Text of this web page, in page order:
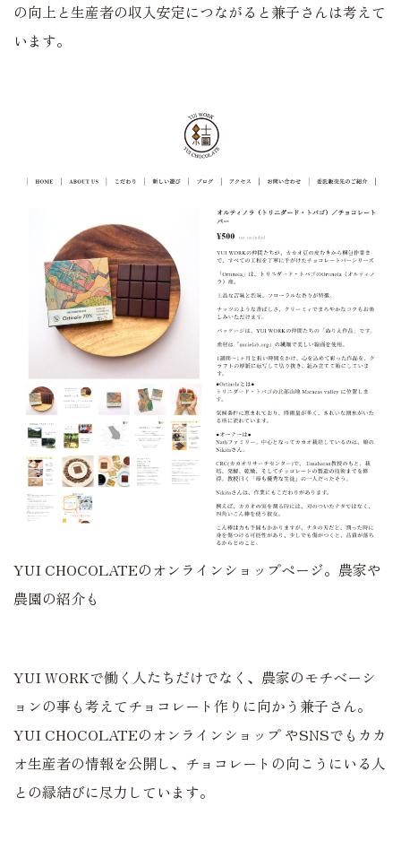
の向上と生産者の収入安定につながると兼子さんは考えて
います。
YUI CHOCOLATEのオンラインショップページ。農家や
農園の紹介も
YUI WORKで働く人たちだけでなく、農家のモチベーシ
ョンの事も考えてチョコレート作りに向かう兼子さん。
YUI CHOCOLATEのオンラインショップ やSNSでもカカ
オ生産者の情報を公開し、チョコレートの向こうにいる人
との縁結びに尽力しています。